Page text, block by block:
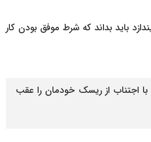
باید بداند که شرط موفق بودن کار
اجتناب از ریسک خودمان را عقب